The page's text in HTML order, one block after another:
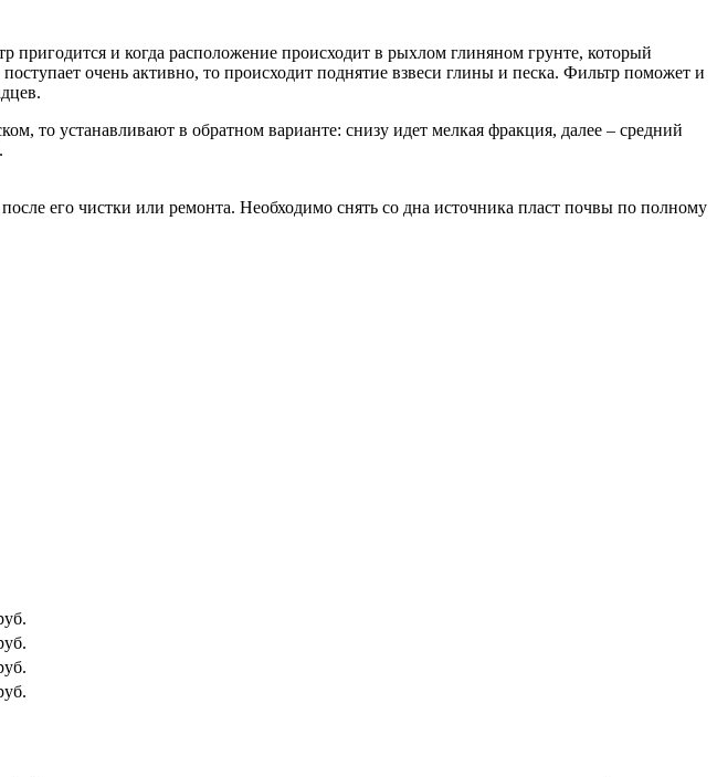
пригодится и когда расположение происходит в рыхлом глиняном грунте, который
очень активно, то происходит поднятие взвеси глины и песка. Фильтр поможет и
то устанавливают в обратном варианте: снизу идет мелкая фракция, далее – средний
его чистки или ремонта. Необходимо снять со дна источника пласт почвы по полному